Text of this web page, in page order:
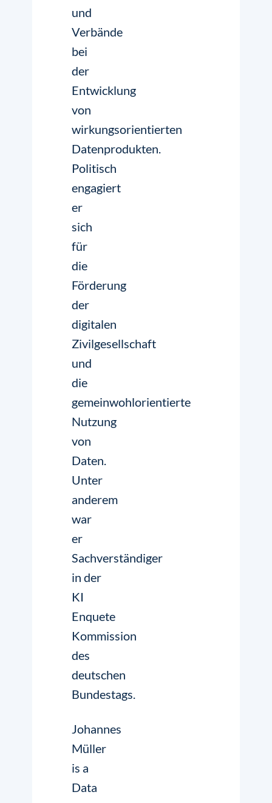
und
Verbände
bei
der
Entwicklung
von
wirkungsorientierten
Datenprodukten.
Politisch
engagiert
er
sich
für
die
Förderung
der
digitalen
Zivilgesellschaft
und
die
gemeinwohlorientierte
Nutzung
von
Daten.
Unter
anderem
war
er
Sachverständiger
in der
KI
Enquete
Kommission
des
deutschen
Bundestags.
Johannes
Müller
is a
Data